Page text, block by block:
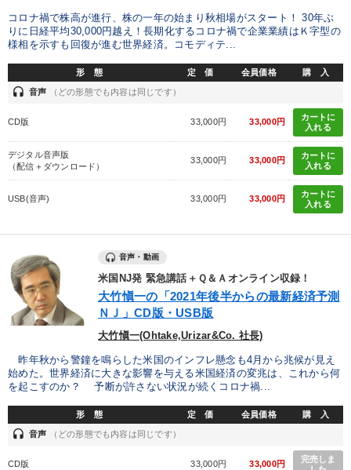
コロナ禍で株高が進行、株の一年の始まり秋相場がスタート！ 30年ぶ
りに日経平均30,000円越え！長期化するコロナ禍で企業業績はＫ字型の
様相を示すも回復が進む世界経済。コモディテ...
形 態 定 価 会員価格 購 入
headset 音声 （どの形態でも内容は同じです）
CD版 33,000円 33,000円
カートに
入れる
デジタル音声版
（配信＋ダウンロード）
33,000円 33,000円
カートに
入れる
USB(音声) 33,000円 33,000円
カートに
入れる
音声・動画
米国NJ発 緊急講話＋Ｑ＆Ａオンライン収録！
大竹愼一の「2021年後半からの最新経済予測
ＮＪ」CD版・USB版
大竹愼一(Ohtake,Urizar&Co. 社長)
昨年秋から警鐘を鳴らした米国のインフレ懸念も4月から兆候が見え
始めた。世界経済に大きな影響を与える米国経済の変兆は、これから何
を起こすのか？ 予断が許さない状況が続くコロナ禍...
形 態 定 価 会員価格 購 入
headset 音声 （どの形態でも内容は同じです）
CD版 33,000円 33,000円
完売しま